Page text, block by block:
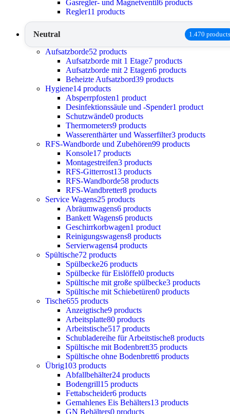
Gasregler- und Magnetventil6 products
Regler11 products
Neutral 1.470 products
Aufsatzborde52 products
Aufsatzborde mit 1 Etage7 products
Aufsatzborde mit 2 Etagen6 products
Beheizte Aufsatzbord39 products
Hygiene14 products
Absperrpfosten1 product
Desinfektionssäule und -Spender1 product
Schutzwände0 products
Thermometers9 products
Wasserenthärter und Wasserfilter3 products
RFS-Wandborde und Zubehören99 products
Konsole17 products
Montagestreifen3 products
RFS-Gitterrost13 products
RFS-Wandborde58 products
RFS-Wandbretter8 products
Service Wagens25 products
Abräumwagens6 products
Bankett Wagens6 products
Geschirrkorbwagen1 product
Reinigungswagens8 products
Servierwagens4 products
Spültische72 products
Spülbecke26 products
Spülbecke für Eislöffel0 products
Spültische mit große spülbecke3 products
Spültische mit Schiebetüren0 products
Tische655 products
Anzeigtische9 products
Arbeitsplatte80 products
Arbeitstische517 products
Schubladereihe für Arbeitstische8 products
Spültische mit Bodenbrett35 products
Spültische ohne Bodenbrett6 products
Übrig103 products
Abfallbehälter24 products
Bodengrill15 products
Fettabscheider6 products
Gemahlenes Eis Behälters13 products
GN Behälters0 products